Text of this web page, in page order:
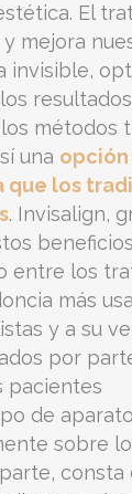
El
mejora
invisible,
métodos
una opción
que los
. Invisalign,
entre los
más
y a su
por
pacientes
de
sobre
consta